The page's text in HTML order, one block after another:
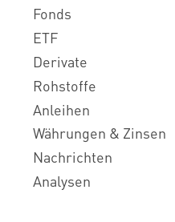
Fonds
ETF
Derivate
Rohstoffe
Anleihen
Währungen & Zinsen
Nachrichten
Analysen